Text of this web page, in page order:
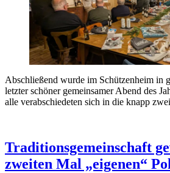
Abschließend wurde im Schützenheim in
letzter schöner gemeinsamer Abend des
alle verabschiedeten sich in die knapp
Traditionsgemeinschaft
zweiten Mal „eigenen“